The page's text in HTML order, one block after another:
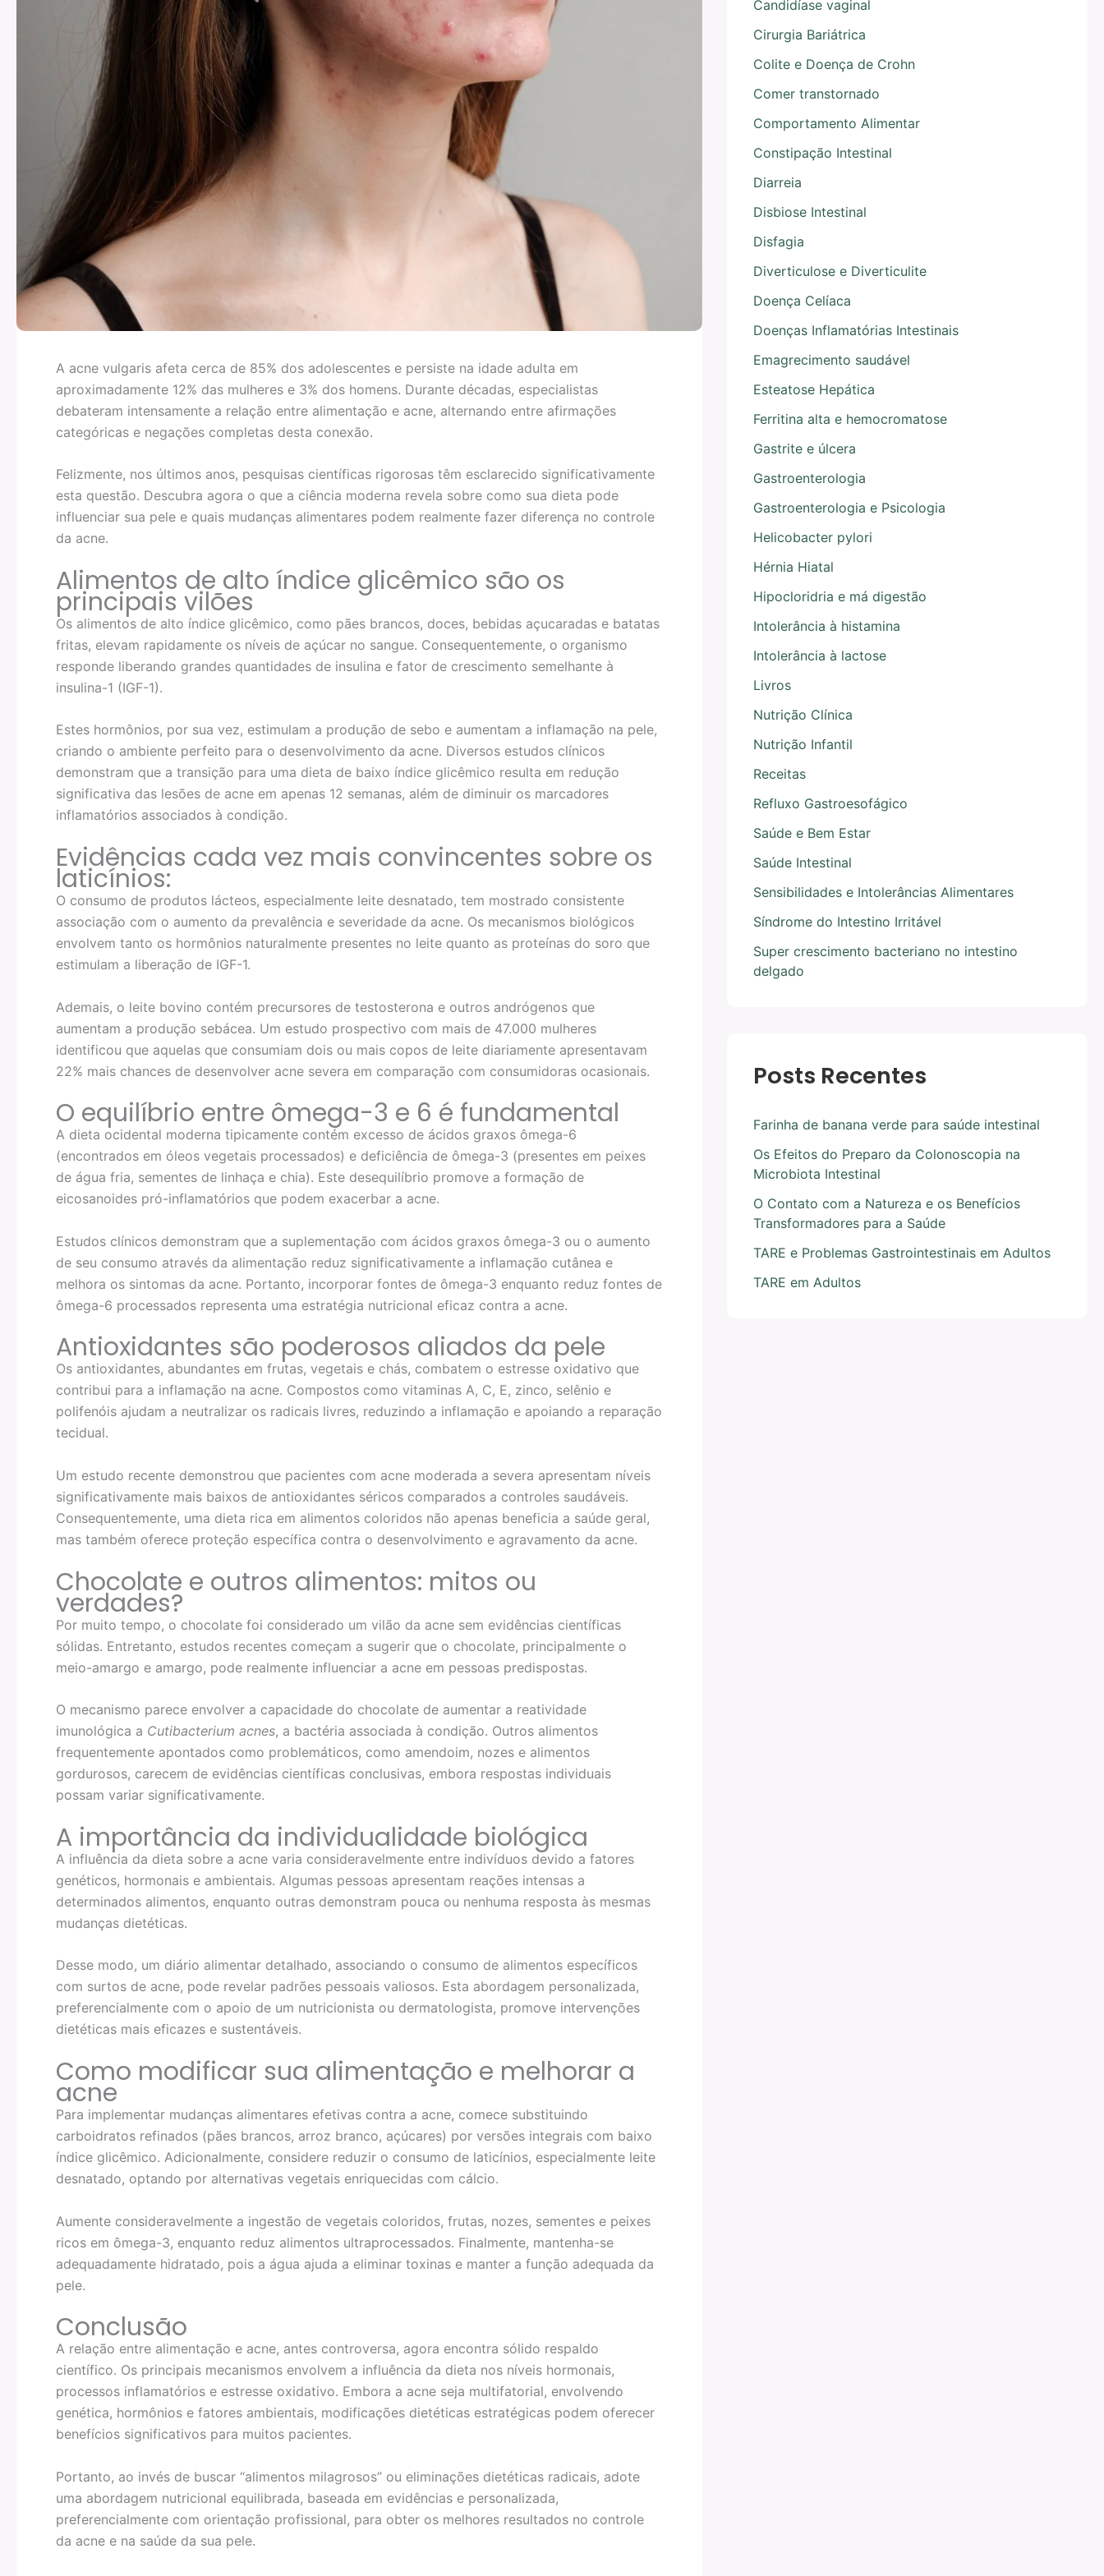
A acne vulgaris afeta cerca de 85% dos adolescentes e persiste na idade adulta em
aproximadamente 12% das mulheres e 3% dos homens. Durante décadas, especialistas
debateram intensamente a relação entre alimentação e acne, alternando entre afirmações
categóricas e negações completas desta conexão.
Felizmente, nos últimos anos, pesquisas científicas rigorosas têm esclarecido significativamente
esta questão. Descubra agora o que a ciência moderna revela sobre como sua dieta pode
influenciar sua pele e quais mudanças alimentares podem realmente fazer diferença no controle
da acne.
Alimentos de alto índice glicêmico são os
principais vilões
Os alimentos de alto índice glicêmico, como pães brancos, doces, bebidas açucaradas e batatas
fritas, elevam rapidamente os níveis de açúcar no sangue. Consequentemente, o organismo
responde liberando grandes quantidades de insulina e fator de crescimento semelhante à
insulina-1 (IGF-1).
Estes hormônios, por sua vez, estimulam a produção de sebo e aumentam a inflamação na pele,
criando o ambiente perfeito para o desenvolvimento da acne. Diversos estudos clínicos
demonstram que a transição para uma dieta de baixo índice glicêmico resulta em redução
significativa das lesões de acne em apenas 12 semanas, além de diminuir os marcadores
inflamatórios associados à condição.
Evidências cada vez mais convincentes sobre os
laticínios:
O consumo de produtos lácteos, especialmente leite desnatado, tem mostrado consistente
associação com o aumento da prevalência e severidade da acne. Os mecanismos biológicos
envolvem tanto os hormônios naturalmente presentes no leite quanto as proteínas do soro que
estimulam a liberação de IGF-1.
Ademais, o leite bovino contém precursores de testosterona e outros andrógenos que
aumentam a produção sebácea. Um estudo prospectivo com mais de 47.000 mulheres
identificou que aquelas que consumiam dois ou mais copos de leite diariamente apresentavam
22% mais chances de desenvolver acne severa em comparação com consumidoras ocasionais.
O equilíbrio entre ômega-3 e 6 é fundamental
A dieta ocidental moderna tipicamente contém excesso de ácidos graxos ômega-6
(encontrados em óleos vegetais processados) e deficiência de ômega-3 (presentes em peixes
de água fria, sementes de linhaça e chia). Este desequilíbrio promove a formação de
eicosanoides pró-inflamatórios que podem exacerbar a acne.
Estudos clínicos demonstram que a suplementação com ácidos graxos ômega-3 ou o aumento
de seu consumo através da alimentação reduz significativamente a inflamação cutânea e
melhora os sintomas da acne. Portanto, incorporar fontes de ômega-3 enquanto reduz fontes de
ômega-6 processados representa uma estratégia nutricional eficaz contra a acne.
Antioxidantes são poderosos aliados da pele
Os antioxidantes, abundantes em frutas, vegetais e chás, combatem o estresse oxidativo que
contribui para a inflamação na acne. Compostos como vitaminas A, C, E, zinco, selênio e
polifenóis ajudam a neutralizar os radicais livres, reduzindo a inflamação e apoiando a reparação
tecidual.
Um estudo recente demonstrou que pacientes com acne moderada a severa apresentam níveis
significativamente mais baixos de antioxidantes séricos comparados a controles saudáveis.
Consequentemente, uma dieta rica em alimentos coloridos não apenas beneficia a saúde geral,
mas também oferece proteção específica contra o desenvolvimento e agravamento da acne.
Chocolate e outros alimentos: mitos ou
verdades?
Por muito tempo, o chocolate foi considerado um vilão da acne sem evidências científicas
sólidas. Entretanto, estudos recentes começam a sugerir que o chocolate, principalmente o
meio-amargo e amargo, pode realmente influenciar a acne em pessoas predispostas.
O mecanismo parece envolver a capacidade do chocolate de aumentar a reatividade
imunológica a Cutibacterium acnes, a bactéria associada à condição. Outros alimentos
frequentemente apontados como problemáticos, como amendoim, nozes e alimentos
gordurosos, carecem de evidências científicas conclusivas, embora respostas individuais
possam variar significativamente.
A importância da individualidade biológica
A influência da dieta sobre a acne varia consideravelmente entre indivíduos devido a fatores
genéticos, hormonais e ambientais. Algumas pessoas apresentam reações intensas a
determinados alimentos, enquanto outras demonstram pouca ou nenhuma resposta às mesmas
mudanças dietéticas.
Desse modo, um diário alimentar detalhado, associando o consumo de alimentos específicos
com surtos de acne, pode revelar padrões pessoais valiosos. Esta abordagem personalizada,
preferencialmente com o apoio de um nutricionista ou dermatologista, promove intervenções
dietéticas mais eficazes e sustentáveis.
Como modificar sua alimentação e melhorar a
acne
Para implementar mudanças alimentares efetivas contra a acne, comece substituindo
carboidratos refinados (pães brancos, arroz branco, açúcares) por versões integrais com baixo
índice glicêmico. Adicionalmente, considere reduzir o consumo de laticínios, especialmente leite
desnatado, optando por alternativas vegetais enriquecidas com cálcio.
Aumente consideravelmente a ingestão de vegetais coloridos, frutas, nozes, sementes e peixes
ricos em ômega-3, enquanto reduz alimentos ultraprocessados. Finalmente, mantenha-se
adequadamente hidratado, pois a água ajuda a eliminar toxinas e manter a função adequada da
pele.
Conclusão
A relação entre alimentação e acne, antes controversa, agora encontra sólido respaldo
científico. Os principais mecanismos envolvem a influência da dieta nos níveis hormonais,
processos inflamatórios e estresse oxidativo. Embora a acne seja multifatorial, envolvendo
genética, hormônios e fatores ambientais, modificações dietéticas estratégicas podem oferecer
benefícios significativos para muitos pacientes.
Portanto, ao invés de buscar “alimentos milagrosos” ou eliminações dietéticas radicais, adote
uma abordagem nutricional equilibrada, baseada em evidências e personalizada,
preferencialmente com orientação profissional, para obter os melhores resultados no controle
da acne e na saúde da sua pele.
Candidíase vaginal
Cirurgia Bariátrica
Colite e Doença de Crohn
Comer transtornado
Comportamento Alimentar
Constipação Intestinal
Diarreia
Disbiose Intestinal
Disfagia
Diverticulose e Diverticulite
Doença Celíaca
Doenças Inflamatórias Intestinais
Emagrecimento saudável
Esteatose Hepática
Ferritina alta e hemocromatose
Gastrite e úlcera
Gastroenterologia
Gastroenterologia e Psicologia
Helicobacter pylori
Hérnia Hiatal
Hipocloridria e má digestão
Intolerância à histamina
Intolerância à lactose
Livros
Nutrição Clínica
Nutrição Infantil
Receitas
Refluxo Gastroesofágico
Saúde e Bem Estar
Saúde Intestinal
Sensibilidades e Intolerâncias Alimentares
Síndrome do Intestino Irritável
Super crescimento bacteriano no intestino
delgado
Posts Recentes
Farinha de banana verde para saúde intestinal
Os Efeitos do Preparo da Colonoscopia na
Microbiota Intestinal
O Contato com a Natureza e os Benefícios
Transformadores para a Saúde
TARE e Problemas Gastrointestinais em Adultos
TARE em Adultos